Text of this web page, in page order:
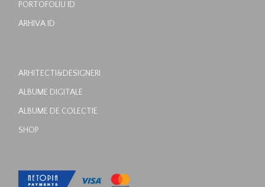
PORTOFOLIU ID
ARHIVA ID
ARHITECTI&DESIGNERI
ALBUME DIGITALE
ALBUME DE COLECTIE
SHOP